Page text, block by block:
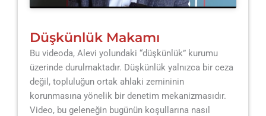
Düşkünlük Makamı
Bu videoda, Alevi yolundaki “düşkünlük” kurumu
üzerinde durulmaktadır. Düşkünlük yalnızca bir ceza
değil, topluluğun ortak ahlaki zemininin
korunmasına yönelik bir denetim mekanizmasıdır.
Video, bu geleneğin bugünün koşullarına nasıl